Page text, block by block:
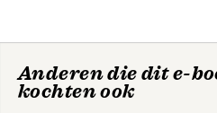
met angst
Week 8: Heartful leven
Anderen die dit e-
kochten ook